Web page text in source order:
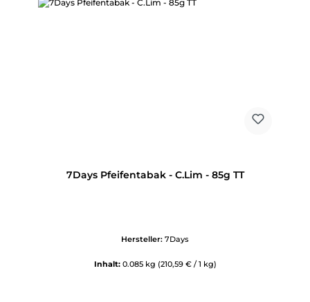
7Days Pfeifentabak - C.Lim - 85g TT
Hersteller: 7Days
Inhalt: 0.085 kg (210,59 € / 1 kg)